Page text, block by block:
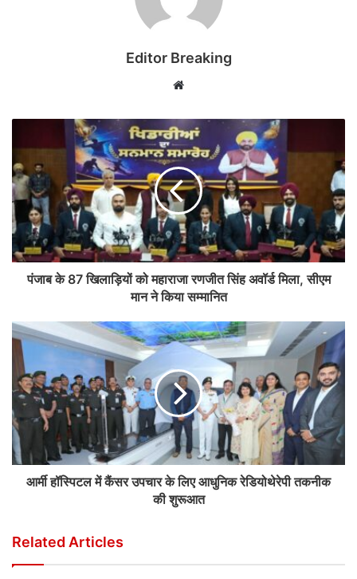
Editor Breaking
Website
पंजाब के 87 खिलाड़ियों को महाराजा रणजीत सिंह अवॉर्ड मिला, सीएम
मान ने किया सम्मानित
आर्मी हॉस्पिटल में कैंसर उपचार के लिए आधुनिक रेडियोथेरेपी तकनीक
की शुरूआत
Related Articles